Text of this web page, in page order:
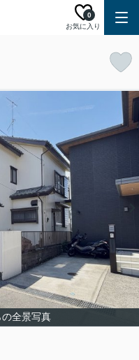
お気に入り
0
の全景写真